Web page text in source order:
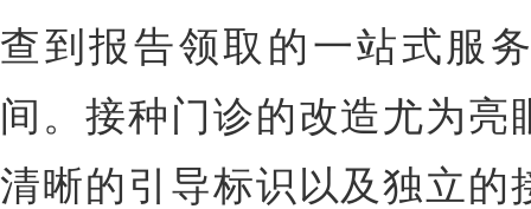
查到报告领取的一站式服
间。接种门诊的改造尤为亮
清晰的引导标识以及独立的